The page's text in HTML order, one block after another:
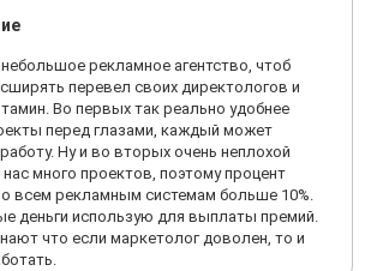
рекламное агентство, чтоб
перевел своих директологов и
Во первых так реально удобнее
перед глазами, каждый может
Ну и во вторых очень неплохой
много проектов, поэтому процент
всем рекламным системам больше 10%.
деньги использую для выплаты премий.
что если маркетолог доволен, то и